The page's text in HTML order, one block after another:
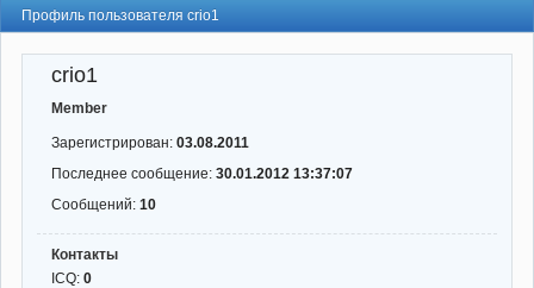
Поиск
Профиль пользователя crio1
crio1
Member
Зарегистрирован: 03.08.2011
Последнее сообщение: 30.01.2012 13:37:07
Сообщений: 10
Контакты
ICQ: 0